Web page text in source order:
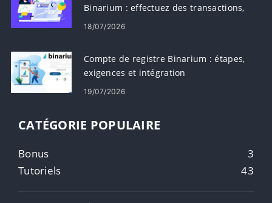
Binarium : effectuez des transactions,
lisez des graphiques, gérez les risques
18/07/2026
Compte de registre Binarium : étapes,
exigences et intégration
19/07/2026
CATÉGORIE POPULAIRE
Bonus
3
Tutoriels
43